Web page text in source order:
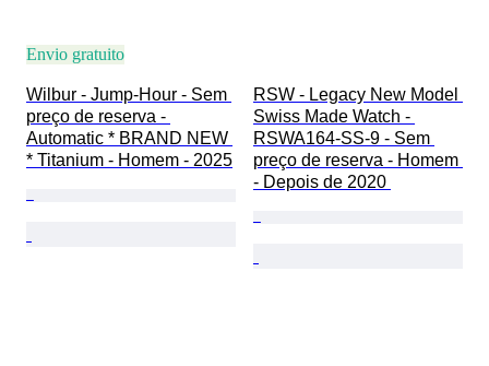
Envio gratuito
Wilbur - Jump-Hour - Sem
preço de reserva -
Automatic * BRAND NEW
* Titanium - Homem - 2025
RSW - Legacy New Model
Swiss Made Watch -
RSWA164-SS-9 - Sem
preço de reserva - Homem
- Depois de 2020